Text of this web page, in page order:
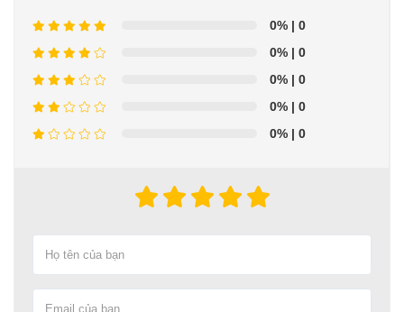
0% | 0
0% | 0
0% | 0
0% | 0
0% | 0